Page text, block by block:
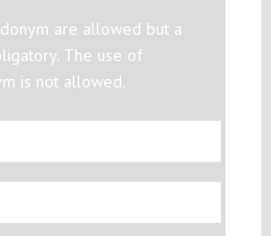
are allowed but a
The use of
is not allowed.